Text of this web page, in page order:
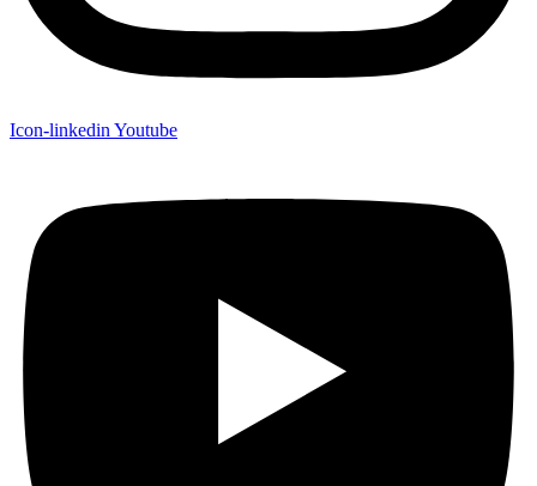
Icon-linkedin Youtube